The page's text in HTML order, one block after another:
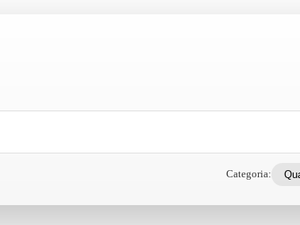
Categoria: